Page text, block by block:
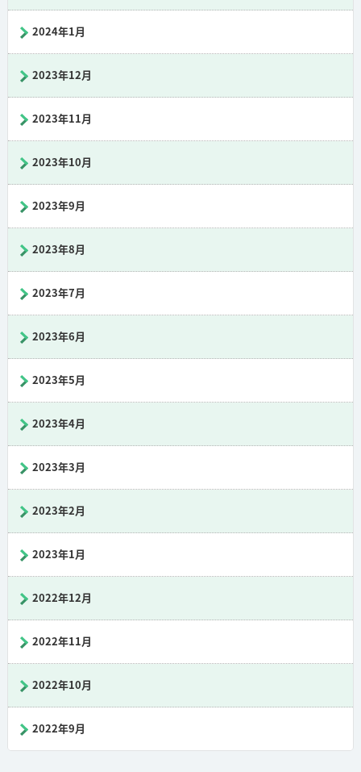
2024年1月
2023年12月
2023年11月
2023年10月
2023年9月
2023年8月
2023年7月
2023年6月
2023年5月
2023年4月
2023年3月
2023年2月
2023年1月
2022年12月
2022年11月
2022年10月
2022年9月